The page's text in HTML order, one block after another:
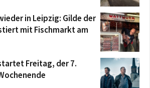
in Leipzig: Gilde der
mit Fischmarkt am
Freitag, der 7.